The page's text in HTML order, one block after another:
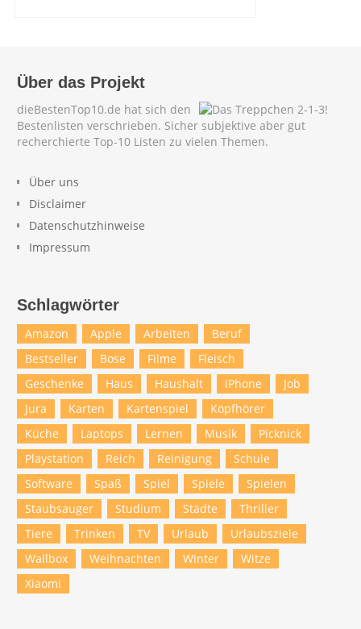
Über das Projekt
dieBestenTop10.de hat sich den
Bestenlisten verschrieben. Sicher subjektive aber gut
recherchierte Top-10 Listen zu vielen Themen.
Über uns
Disclaimer
Datenschutzhinweise
Impressum
Schlagwörter
Amazon Apple Arbeiten
Beruf
Bestseller
Bose Filme
Fleisch
Geschenke
Haus Haushalt iPhone
Job
Jura
Karten Kartenspiel
Kopfhörer
Küche
Laptops Lernen Musik
Picknick
Playstation
Reich Reinigung
Schule
Software
Spaß Spiel Spiele
Spielen
Staubsauger
Studium Städte
Thriller
Tiere
Trinken TV Urlaub
Urlaubsziele
Wallbox
Weihnachten Winter
Witze
Xiaomi